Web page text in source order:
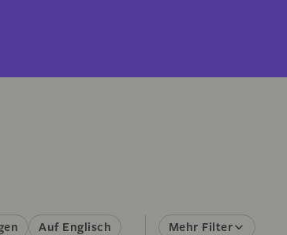
Auf Englisch Mehr Filter